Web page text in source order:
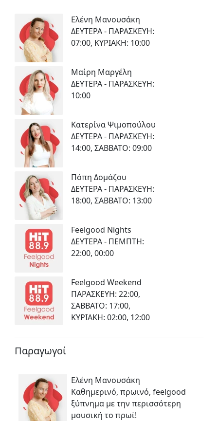
Eλένη Μανουσάκη
ΔΕΥΤΕΡΑ - ΠΑΡΑΣΚΕΥΗ:
07:00, ΚΥΡΙΑΚΗ: 10:00
Μαίρη Μαργέλη
ΔΕΥΤΕΡΑ - ΠΑΡΑΣΚΕΥΗ:
10:00
Κατερίνα Ψιμοπούλου
ΔΕΥΤΕΡΑ - ΠΑΡΑΣΚΕΥΗ:
14:00, ΣΑΒΒΑΤΟ: 09:00
Πόπη Δομάζου
ΔΕΥΤΕΡΑ - ΠΑΡΑΣΚΕΥΗ:
18:00, ΣΑΒΒΑΤΟ: 13:00
Feelgood Nights
ΔΕΥΤΕΡΑ - ΠΕΜΠΤΗ:
22:00, 00:00
Feelgood Weekend
ΠΑΡΑΣΚΕΥΗ: 22:00,
ΣΑΒΒΑΤΟ: 17:00,
ΚΥΡΙΑΚΗ: 02:00, 12:00
Παραγωγοί
Eλένη Μανουσάκη
Καθημερινό, πρωινό, feelgood
ξύπνημα με την περισσότερη
μουσική το πρωί!